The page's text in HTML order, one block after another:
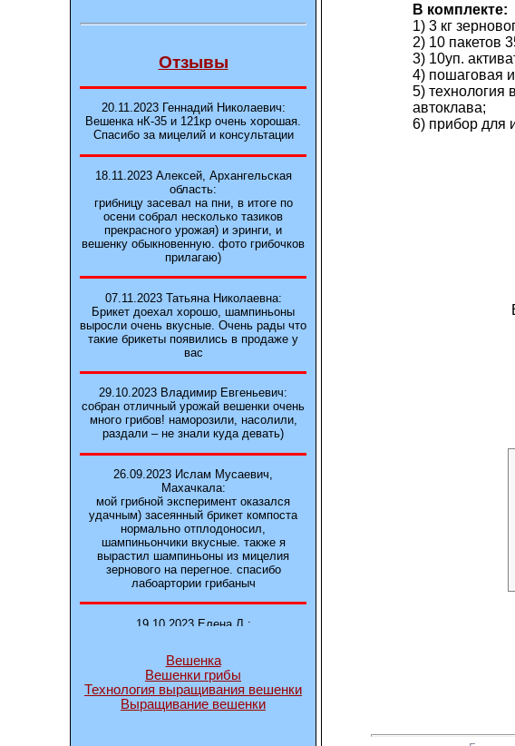
Отзывы
20.11.2023 Геннадий Николаевич:
Вешенка нК-35 и 121кp очень хорошая.
Спасибо за мицелий и консультации
18.11.2023 Алексей, Архангельская
область:
грибницу засевал на пни, в итоге по
осени собрал несколько тазиков
прекрасного урожая) и эринги, и
вешенку обыкновенную. фото грибочков
прилагаю)
07.11.2023 Татьяна Николаевна:
Брикет доехал хорошо, шампиньоны
выросли очень вкусные. Очень рады что
такие брикеты появились в продаже у
вас
29.10.2023 Владимир Евгеньевич:
собран отличный урожай вешенки очень
много грибов! наморозили, насолили,
раздали – не знали куда девать)
26.09.2023 Ислам Мусаевич,
Махачкала:
мой грибной эксперимент оказался
удачным) засеянный брикет компоста
нормально отплодоносил,
шампиньончики вкусные. также я
вырастил шампиньоны из мицелия
зернового на перегное. спасибо
лабоартории грибаныч
19.10.2023 Елена Л.:
2-3 волны
14.10.2023 Александр:
Вешенка
Вешенки грибы
Технология выращивания вешенки
Выращивание вешенки
В комплекте:
1) 3 кг
2) 10 пакетов
3) 10уп.
4) пошаговая
5)
автоклава;
6) прибор для